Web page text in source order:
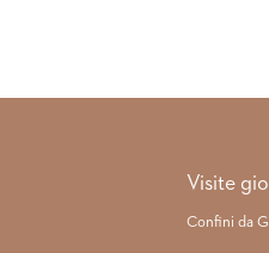
Visite
Confini da